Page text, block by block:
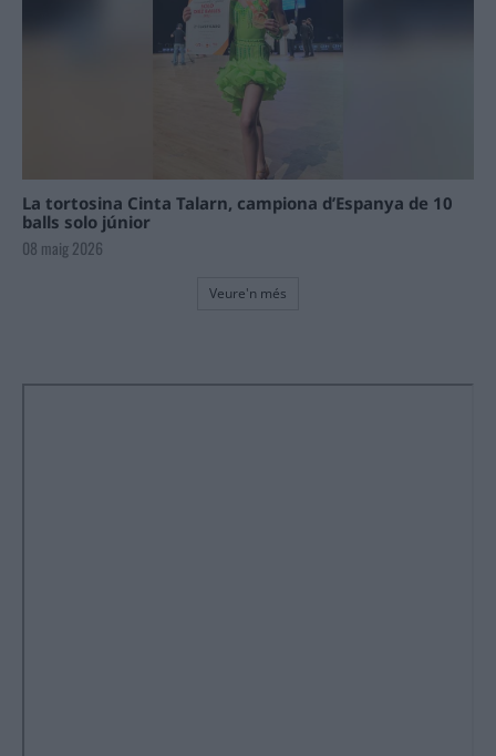
La tortosina Cinta Talarn, campiona d’Espanya de 10
balls solo júnior
08 maig 2026
Veure'n més